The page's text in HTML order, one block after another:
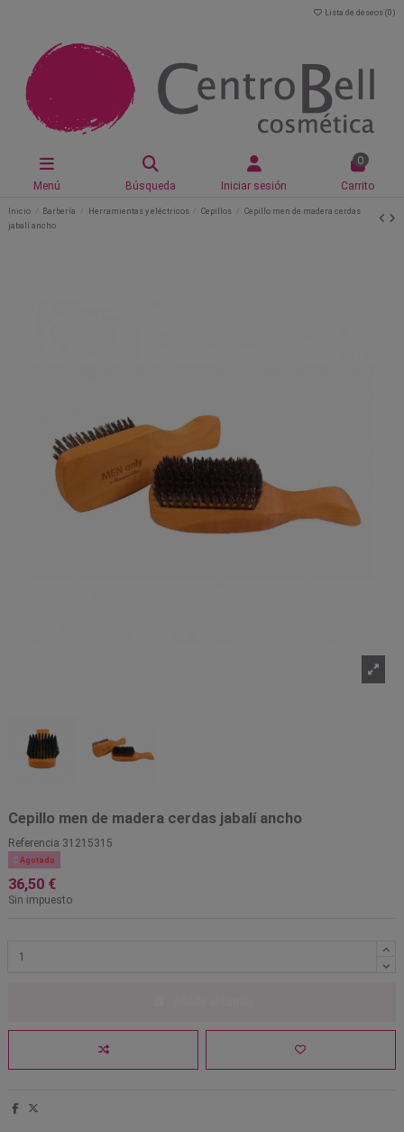
Lista de deseos (0 )
Menú Búsqueda Iniciar sesión
0
Carrito
Inicio Barbería Herramientas y eléctricos Cepillos
Cepillo men de madera cerdas
jabalí ancho
Cepillo men de madera cerdas jabalí ancho
Referencia 31215315
 Agotado
36,50 €
Sin impuesto